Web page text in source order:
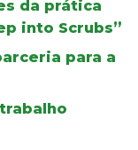
da prática
into Scrubs”
para a